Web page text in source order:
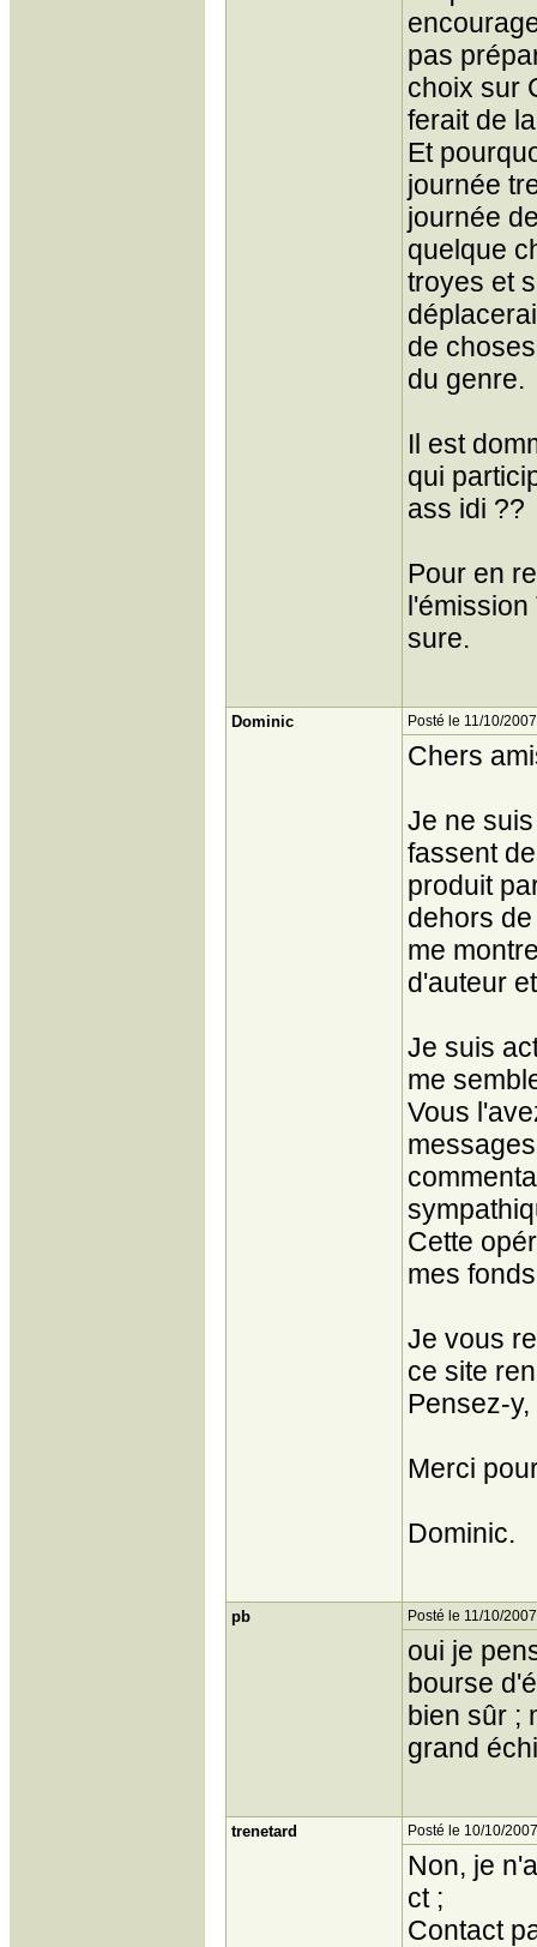
pas
choix sur
ferait de
Et
journée
journée
quelque
troyes et
de
du genre.
Il est
qui
ass idi ??
Pour en
sure.
Dominic Posté le 11/10/
Chers
Je ne
fassent
produit
dehors
me
d'auteur
Je suis
me
Vous
Cette
mes
Je vous
ce site
Pensez-
Merci
Dominic.
pb Posté le 11/10/
oui je
bourse
bien sûr ;
grand
trenetard Posté le 10/10/
Non, je
ct ;
Contact